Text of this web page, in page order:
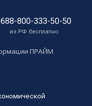
8-800-333-50-50
из РФ бесплатно
ПРАЙМ